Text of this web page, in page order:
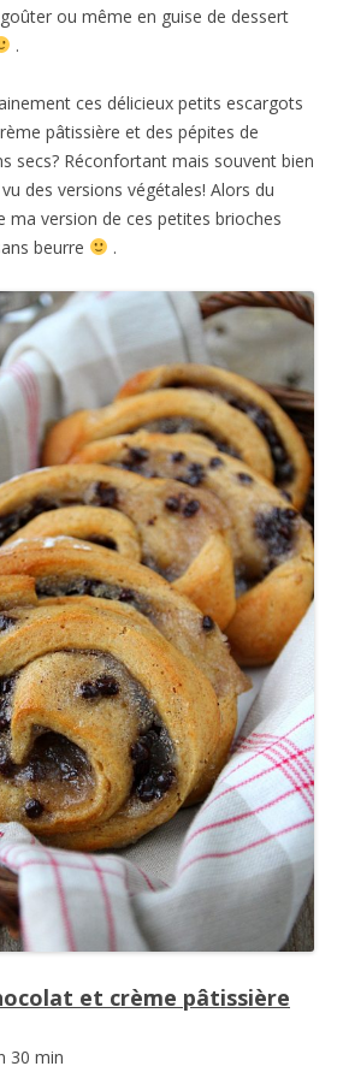
ou même en guise de dessert
.
ces délicieux petits escargots
pâtissière et des pépites de
secs? Réconfortant mais souvent bien
des versions végétales! Alors du
ma version de ces petites brioches
beurre
.
et crème pâtissière
30 min